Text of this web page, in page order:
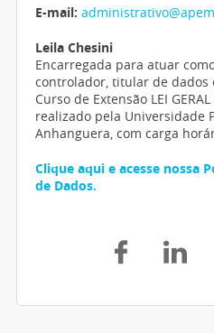
E-mail:
Leila Chesini
Encarregada para atuar
controlador, titular de dados
Curso de Extensão LEI GERAL
realizado pela Universidade
Anhanguera, com carga
Clique aqui e acesse nossa
de Dados.